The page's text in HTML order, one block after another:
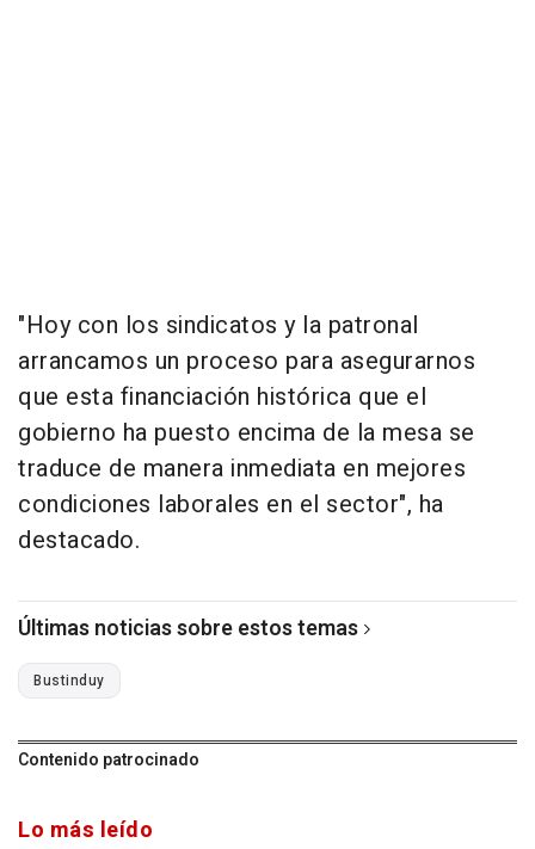
"Hoy con los sindicatos y la patronal
arrancamos un proceso para asegurarnos
que esta financiación histórica que el
gobierno ha puesto encima de la mesa se
traduce de manera inmediata en mejores
condiciones laborales en el sector", ha
destacado.
Últimas noticias sobre estos temas
Bustinduy
Contenido patrocinado
Lo más leído